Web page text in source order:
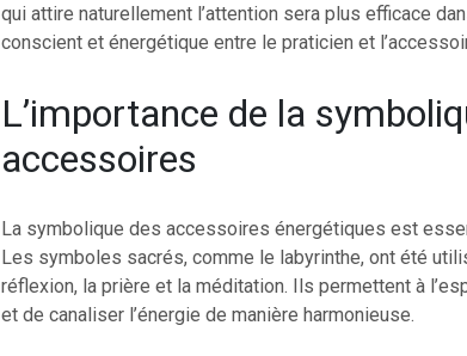
qui attire naturellement l’attention sera plus efficace
conscient et énergétique entre le praticien et
L’importance de la
accessoires
La symbolique des accessoires énergétiques est
Les symboles sacrés, comme le labyrinthe, ont été
réflexion, la prière et la méditation. Ils permettent à
et de canaliser l’énergie de manière harmonieuse.